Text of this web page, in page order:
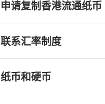
申请复制香港流通纸币
联系汇率制度
纸币和硬币